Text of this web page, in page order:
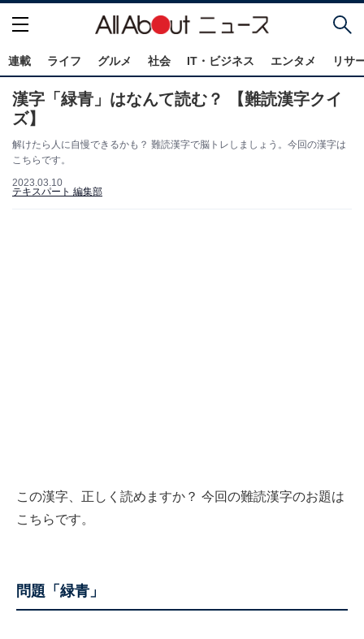
連載 ライフ グルメ 社会 IT・ビジネス エンタメ リサ
漢字「緑青」はなんて読む？ 【難読漢字クイ
ズ】
解けたら人に自慢できるかも？ 難読漢字で脳トレしましょう。今回の漢字は
こちらです。
2023.03.10
テキスパート 編集部
この漢字、正しく読めますか？ 今回の難読漢字のお題は
こちらです。
問題「緑青」